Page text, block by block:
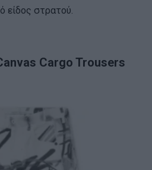
είδος στρατού.
Cargo Trousers